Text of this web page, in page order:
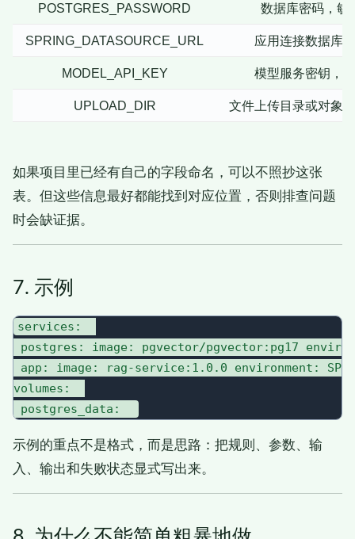
POSTGRES_PASSWORD 数据库密码，敏
SPRING_DATASOURCE_URL 应用连接数据库
MODEL_API_KEY 模型服务密钥，
UPLOAD_DIR 文件上传目录或对象
如果项目里已经有自己的字段命名，可以不照抄这张
表。但这些信息最好都能找到对应位置，否则排查问题
时会缺证据。
7. 示例
services:
postgres: image: pgvector/pgvector:pg17
app: image: rag-service:1.0.0 environment:
volumes:
示例的重点不是格式，而是思路：把规则、参数、输
入、输出和失败状态显式写出来。